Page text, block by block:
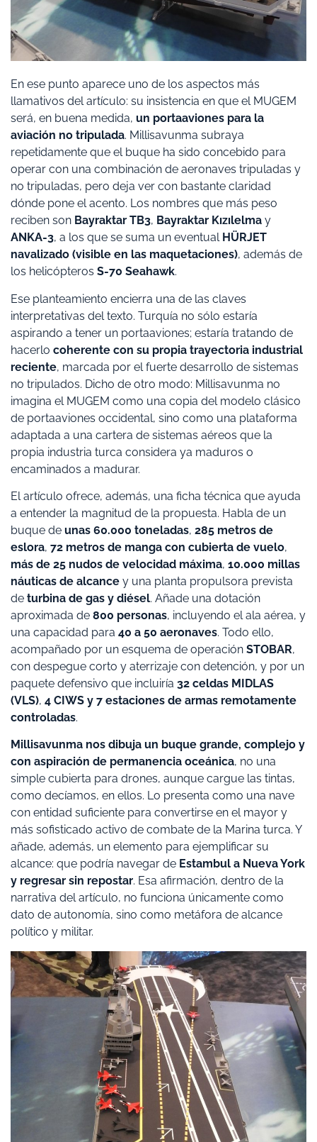
En ese punto aparece uno de los aspectos más
llamativos del artículo: su insistencia en que el MUGEM
será, en buena medida, un portaaviones para la
aviación no tripulada. Millisavunma subraya
repetidamente que el buque ha sido concebido para
operar con una combinación de aeronaves tripuladas y
no tripuladas, pero deja ver con bastante claridad
dónde pone el acento. Los nombres que más peso
reciben son Bayraktar TB3, Bayraktar Kızılelma y
ANKA-3, a los que se suma un eventual HÜRJET
navalizado (visible en las maquetaciones), además de
los helicópteros S-70 Seahawk.
Ese planteamiento encierra una de las claves
interpretativas del texto. Turquía no sólo estaría
aspirando a tener un portaaviones; estaría tratando de
hacerlo coherente con su propia trayectoria industrial
reciente, marcada por el fuerte desarrollo de sistemas
no tripulados. Dicho de otro modo: Millisavunma no
imagina el MUGEM como una copia del modelo clásico
de portaaviones occidental, sino como una plataforma
adaptada a una cartera de sistemas aéreos que la
propia industria turca considera ya maduros o
encaminados a madurar.
El artículo ofrece, además, una ficha técnica que ayuda
a entender la magnitud de la propuesta. Habla de un
buque de unas 60.000 toneladas, 285 metros de
eslora, 72 metros de manga con cubierta de vuelo,
más de 25 nudos de velocidad máxima, 10.000 millas
náuticas de alcance y una planta propulsora prevista
de turbina de gas y diésel. Añade una dotación
aproximada de 800 personas, incluyendo el ala aérea, y
una capacidad para 40 a 50 aeronaves. Todo ello,
acompañado por un esquema de operación STOBAR,
con despegue corto y aterrizaje con detención, y por un
paquete defensivo que incluiría 32 celdas MIDLAS
(VLS), 4 CIWS y 7 estaciones de armas remotamente
controladas.
Millisavunma nos dibuja un buque grande, complejo y
con aspiración de permanencia oceánica, no una
simple cubierta para drones, aunque cargue las tintas,
como decíamos, en ellos. Lo presenta como una nave
con entidad suficiente para convertirse en el mayor y
más sofisticado activo de combate de la Marina turca. Y
añade, además, un elemento para ejemplificar su
alcance: que podría navegar de Estambul a Nueva York
y regresar sin repostar. Esa afirmación, dentro de la
narrativa del artículo, no funciona únicamente como
dato de autonomía, sino como metáfora de alcance
político y militar.